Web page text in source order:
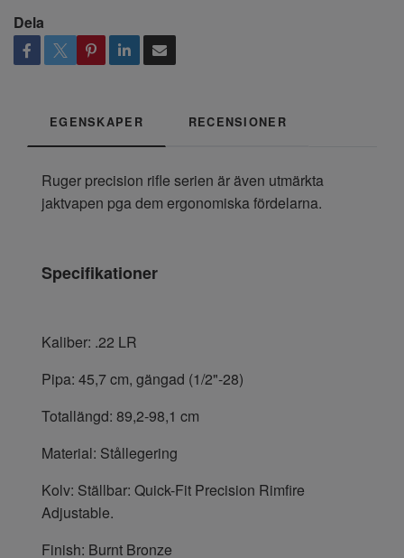
Dela
EGENSKAPER RECENSIONER
Ruger precision rifle serien är även utmärkta
jaktvapen pga dem ergonomiska fördelarna.
Specifikationer
Kaliber: .22 LR
Pipa: 45,7 cm, gängad (1/2"-28)
Totallängd: 89,2-98,1 cm
Material: Stållegering
Kolv: Ställbar: Quick-Fit Precision Rimfire
Adjustable.
Finish: Burnt Bronze